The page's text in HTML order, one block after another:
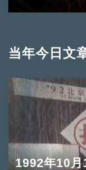
当年今日文
1992年10月